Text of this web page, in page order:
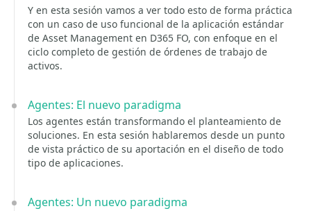
Y en esta sesión vamos a ver todo esto de forma práctica
con un caso de uso funcional de la aplicación estándar
de Asset Management en D365 FO, con enfoque en el
ciclo completo de gestión de órdenes de trabajo de
activos.
Agentes: El nuevo paradigma
Los agentes están transformando el planteamiento de
soluciones. En esta sesión hablaremos desde un punto
de vista práctico de su aportación en el diseño de todo
tipo de aplicaciones.
Agentes: Un nuevo paradigma